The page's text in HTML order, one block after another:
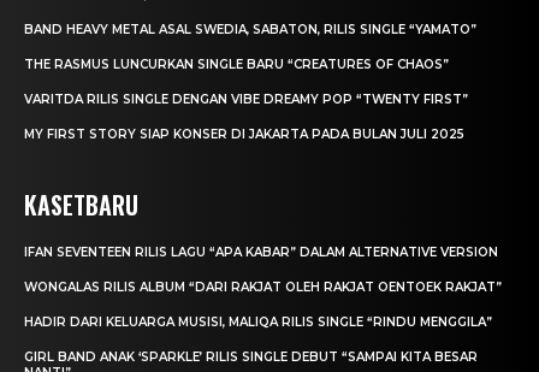
BAND HEAVY METAL ASAL SWEDIA, SABATON, RILIS SINGLE “YAMATO”
THE RASMUS LUNCURKAN SINGLE BARU “CREATURES OF CHAOS”
VARITDA RILIS SINGLE DENGAN VIBE DREAMY POP “TWENTY FIRST”
MY FIRST STORY SIAP KONSER DI JAKARTA PADA BULAN JULI 2025
KASETBARU
IFAN SEVENTEEN RILIS LAGU “APA KABAR” DALAM ALTERNATIVE VERSION
WONGALAS RILIS ALBUM “DARI RAKJAT OLEH RAKJAT OENTOEK RAKJAT”
HADIR DARI KELUARGA MUSISI, MALIQA RILIS SINGLE “RINDU MENGGILA”
GIRL BAND ANAK ‘SPARKLE’ RILIS SINGLE DEBUT “SAMPAI KITA BESAR